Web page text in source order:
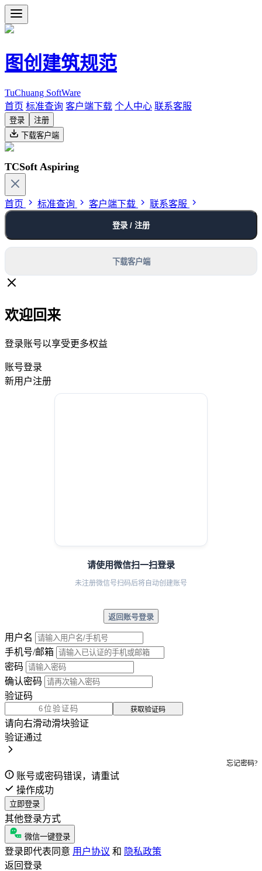
图创建筑规范
TuChuang SoftWare
首页 标准查询 客户端下载 个人中心 联系客服
登录
注册
下载客户端
TCSoft Aspiring
首页 标准查询 客户端下载 联系客服
登录 / 注册
下载客户端
欢迎回来
登录账号以享受更多权益
账号登录
新用户注册
请使用微信扫一扫登录
未注册微信号扫码后将自动创建账号
返回账号登录
用户名
手机号/邮箱
密码
确认密码
验证码
获取验证码
请向右滑动滑块验证
验证通过
忘记密码?
账号或密码错误，请重试
操作成功
立即登录
其他登录方式
微信一键登录
登录即代表同意 用户协议 和 隐私政策
返回登录